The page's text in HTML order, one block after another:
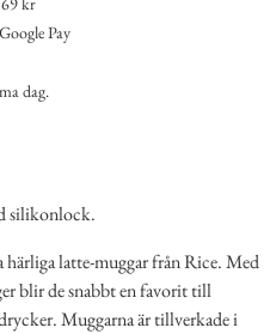
Pay
dag.
silikonlock.
härliga latte-muggar från Rice. Med
blir de snabbt en favorit till
Muggarna är tillverkade i